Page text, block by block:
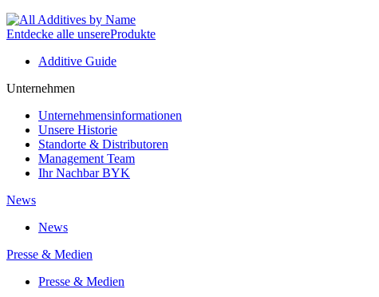
Entdecke alle unsereProdukte
Additive Guide
Unternehmen
Unternehmensinformationen
Unsere Historie
Standorte & Distributoren
Management Team
Ihr Nachbar BYK
News
News
Presse & Medien
Presse & Medien